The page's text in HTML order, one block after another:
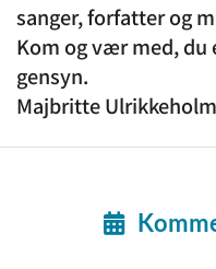
sanger, forfatter og
Kom og vær med, du
gensyn.
Majbritte
